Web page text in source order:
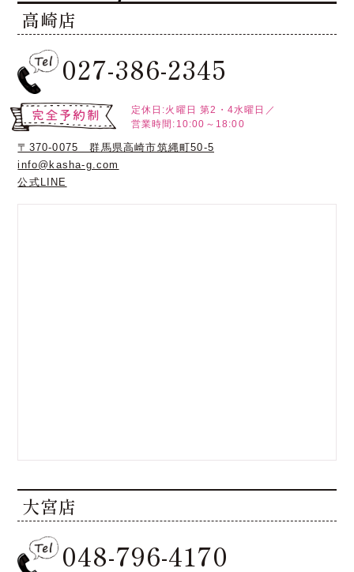
高崎店
027-386-2345
定休日:火曜日 第2・4水曜日／
営業時間:10:00～18:00
〒370-0075 群馬県高崎市筑縄町50-5
info@kasha-g.com
公式LINE
大宮店
048-796-4170